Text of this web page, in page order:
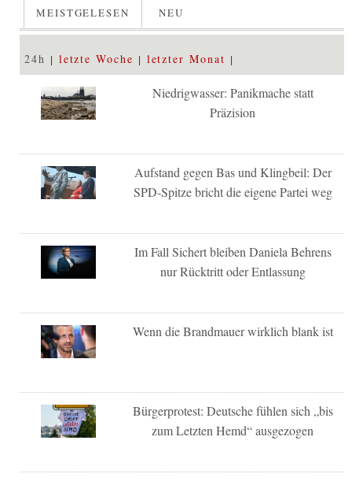
MEISTGELESEN NEU
24h letzte Woche letzter Monat
Niedrigwasser: Panikmache statt
Präzision
Aufstand gegen Bas und Klingbeil: Der
SPD-Spitze bricht die eigene Partei weg
Im Fall Sichert bleiben Daniela Behrens
nur Rücktritt oder Entlassung
Wenn die Brandmauer wirklich blank ist
Bürgerprotest: Deutsche fühlen sich „bis
zum Letzten Hemd“ ausgezogen